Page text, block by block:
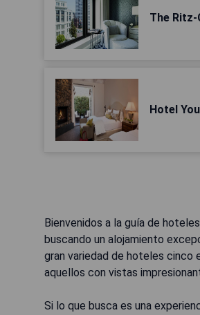
The
Hotel
Bienvenidos a la guía de
buscando un alojamiento
gran variedad de hoteles cinco
aquellos con vistas
Si lo que busca es una